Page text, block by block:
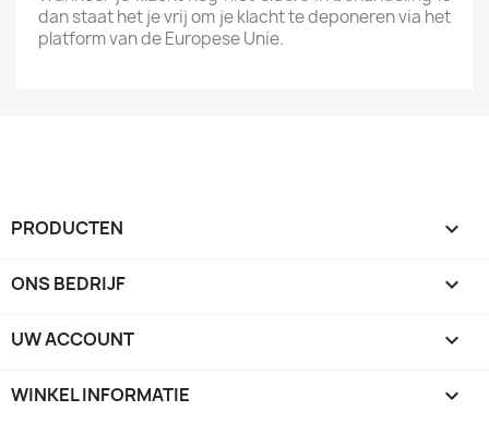
dan staat het je vrij om je klacht te deponeren via het
platform van de Europese Unie.
PRODUCTEN 
ONS BEDRIJF 
UW ACCOUNT 
WINKEL INFORMATIE keyboard_arrow_down